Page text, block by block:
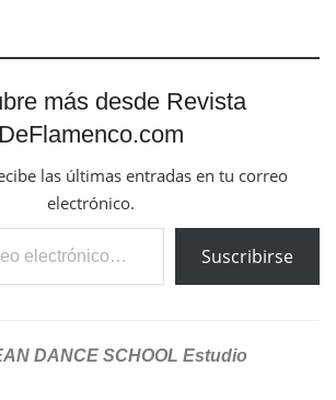
más desde Revista
DeFlamenco.com
las últimas entradas en tu correo
electrónico.
Suscribirse
DANCE SCHOOL Estudio